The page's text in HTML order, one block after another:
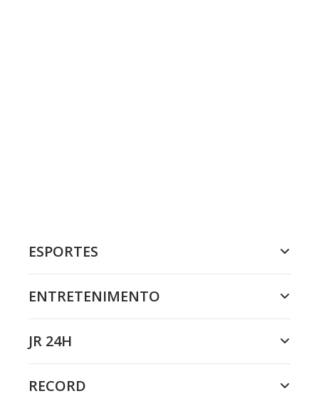
ESPORTES
ENTRETENIMENTO
JR 24H
RECORD